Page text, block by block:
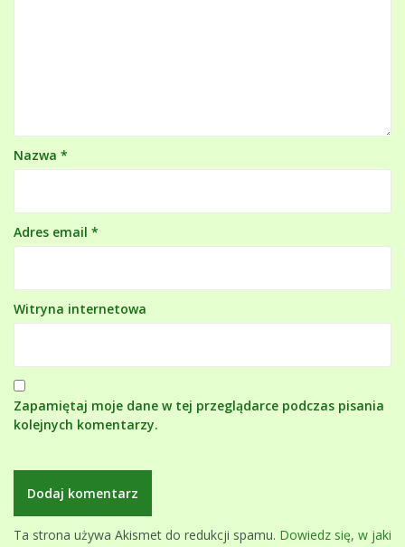
Nazwa *
Adres email *
Witryna internetowa
Zapamiętaj moje dane w tej przeglądarce podczas pisania
kolejnych komentarzy.
Ta strona używa Akismet do redukcji spamu. Dowiedz się, w jaki